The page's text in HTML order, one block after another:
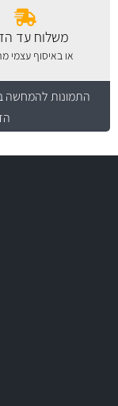
משלוח עד
או באיסוף עצמי
התמונות להמחשה